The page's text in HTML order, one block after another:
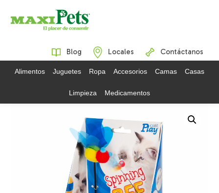
Blog Locales Contáctanos
Alimentos Juguetes Ropa Accesorios Camas Casas
Limpieza Medicamentos